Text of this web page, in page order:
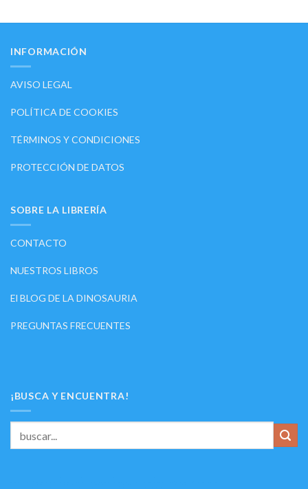
INFORMACIÓN
AVISO LEGAL
POLÍTICA DE COOKIES
TÉRMINOS Y CONDICIONES
PROTECCIÓN DE DATOS
SOBRE LA LIBRERÍA
CONTACTO
NUESTROS LIBROS
El BLOG DE LA DINOSAURIA
PREGUNTAS FRECUENTES
¡BUSCA Y ENCUENTRA!